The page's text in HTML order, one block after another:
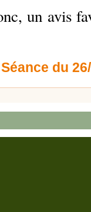
un avis
du